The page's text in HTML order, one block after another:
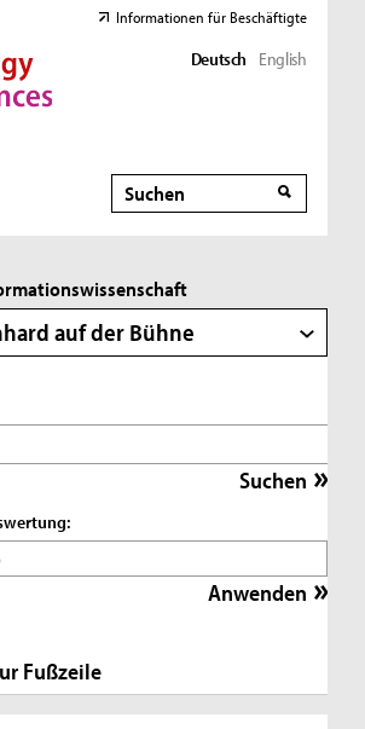
Informationen für Beschäftigte
Deutsch English
Suche
Suche
auf der Bühne
Fußzeile